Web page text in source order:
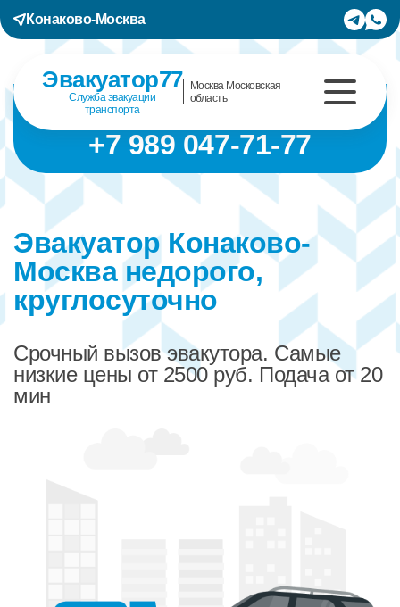
Конаково-Москва
Эвакуатор77
Служба эвакуации
транспорта
Москва Московская
область
+7 989 047-71-77
Эвакуатор Конаково-
Москва недорого,
круглосуточно
Срочный вызов эвакутора. Самые
низкие цены от 2500 руб. Подача от 20
мин